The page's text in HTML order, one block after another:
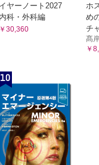
族との間で，どのよう
を避けたいと考えてし
を質問していいの？
ま自宅退院の方針を決
ただろうか？
イヤーノート2027
内科・外科編
￥30,360
ホ
め
チ
髙
￥
10